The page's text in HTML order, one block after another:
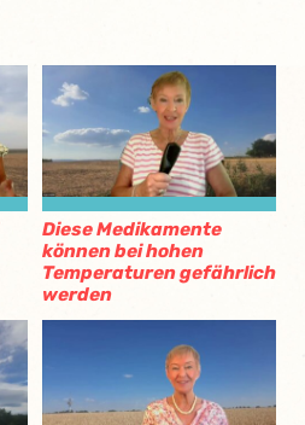
Diese Medikamente
können bei hohen
Temperaturen gefährlich
werden